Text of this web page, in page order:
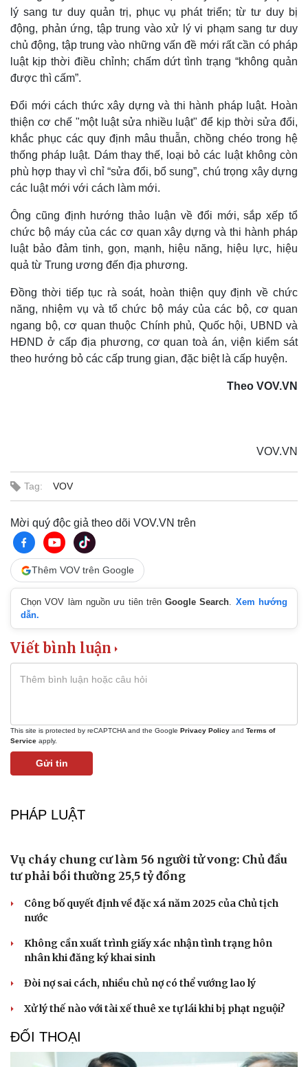
Doanh nghiệp
Thông tin doanh nghiệp
Doanh nghiệp 24h
Doanh nhân
Vì cộng đồng
Công nghệ
Sành điệu
Tin Công nghệ
Trải nghiệm
Chuyển đổi số
Sức khỏe
Dinh dưỡng - món ngon
Sản phụ khoa
Nhi khoa
Nam khoa
Làm đẹp - giảm cân
Đời sống
Nhà đẹp
Văn hóa
Sân khấu - Điện ảnh
lý sang tư duy quản trị, phục vụ phát triển; từ tư duy bị
động, phản ứng, tập trung vào xử lý vi phạm sang tư duy
chủ động, tập trung vào những vấn đề mới rất cần có pháp
luật kịp thời điều chỉnh; chấm dứt tình trạng “không quản
được thì cấm”.
Đổi mới cách thức xây dựng và thi hành pháp luật. Hoàn
thiện cơ chế "một luật sửa nhiều luật" để kịp thời sửa đổi,
khắc phục các quy định mâu thuẫn, chồng chéo trong hệ
thống pháp luật. Dám thay thế, loại bỏ các luật không còn
phù hợp thay vì chỉ “sửa đổi, bổ sung”, chú trọng xây dựng
các luật mới với cách làm mới.
Ông cũng định hướng thảo luận về đổi mới, sắp xếp tổ
chức bộ máy của các cơ quan xây dựng và thi hành pháp
luật bảo đảm tinh, gọn, mạnh, hiệu năng, hiệu lực, hiệu
quả từ Trung ương đến địa phương.
Đồng thời tiếp tục rà soát, hoàn thiện quy định về chức
năng, nhiệm vụ và tổ chức bộ máy của các bộ, cơ quan
ngang bộ, cơ quan thuộc Chính phủ, Quốc hội, UBND và
HĐND ở cấp địa phương, cơ quan toà án, viện kiểm sát
theo hướng bỏ các cấp trung gian, đặc biệt là cấp huyện.
Theo VOV.VN
VOV.VN
Tag: VOV
Mời quý độc giả theo dõi VOV.VN trên
Thêm VOV trên Google
Chọn VOV làm nguồn ưu tiên trênGoogle Search. Xem hướng
dẫn.
Viết bình luận
This site is protected by reCAPTCHA and the Google Privacy Policy and Terms of
Service apply.
Gửi tin
PHÁP LUẬT
Vụ cháy chung cư làm 56 người tử vong: Chủ đầu
tư phải bồi thường 25,5 tỷ đồng
Công bố quyết định về đặc xá năm 2025 của Chủ tịch
nước
Không cần xuất trình giấy xác nhận tình trạng hôn
nhân khi đăng ký khai sinh
Đòi nợ sai cách, nhiều chủ nợ có thể vướng lao lý
Xử lý thế nào với tài xế thuê xe tự lái khi bị phạt nguội?
ĐỐI THOẠI